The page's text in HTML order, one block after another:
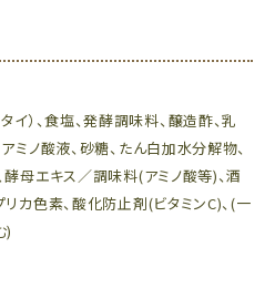
イ）、食塩、発酵調味料、醸造酢、乳
ミノ酸液、砂糖、たん白加水分解物、
酵母エキス／調味料(アミノ酸等)、酒
カ色素、酸化防止剤(ビタミンC)、(一
)